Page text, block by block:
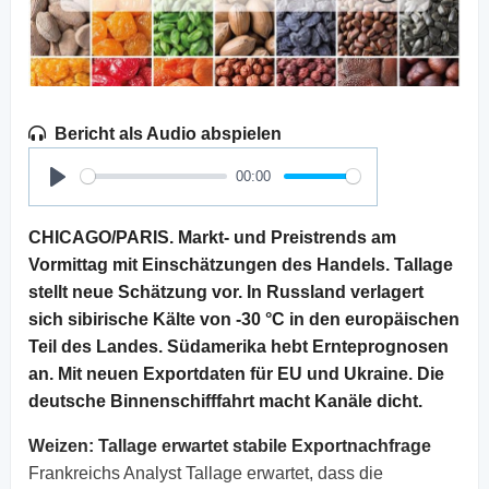
Bericht als Audio abspielen
Play
00:00
CHICAGO/PARIS. Markt- und Preistrends am
Vormittag mit Einschätzungen des Handels. Tallage
stellt neue Schätzung vor. In Russland verlagert
sich sibirische Kälte von -30 °C in den europäischen
Teil des Landes. Südamerika hebt Ernteprognosen
an. Mit neuen Exportdaten für EU und Ukraine. Die
deutsche Binnenschifffahrt macht Kanäle dicht.
Weizen: Tallage erwartet stabile Exportnachfrage
Frankreichs Analyst Tallage erwartet, dass die